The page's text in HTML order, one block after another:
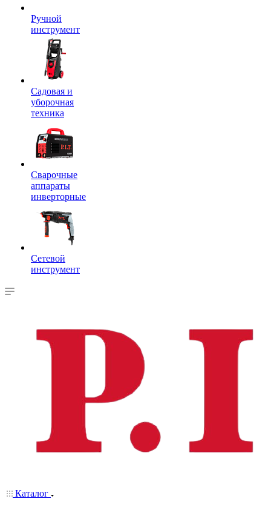
Ручной
инструмент
Садовая и
уборочная
техника
Сварочные
аппараты
инверторные
Сетевой
инструмент
Каталог